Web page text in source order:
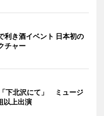
利き酒イベント 日本初の
チャー
下北沢にて」 ミュージ
以上出演